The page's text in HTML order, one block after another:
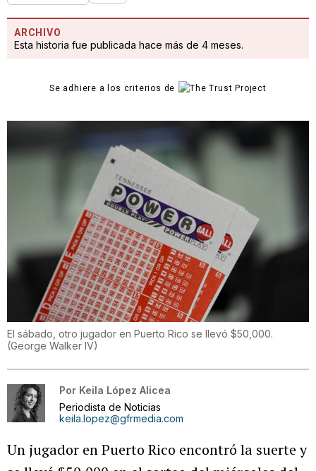
ARCHIVO
Esta historia fue publicada hace más de 4 meses.
Se adhiere a los criterios de
El sábado, otro jugador en Puerto Rico se llevó $50,000.
(George Walker IV)
Por Keila López Alicea
Periodista de Noticias
keila.lopez@gfrmedia.com
Un jugador en Puerto Rico encontró la suerte y